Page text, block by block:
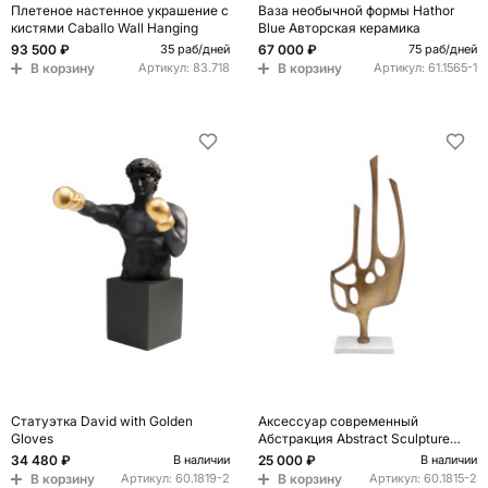
Плетеное настенное украшение с
кистями Caballo Wall Hanging
93 500 ₽
35 раб/дней
В корзину Артикул: 83.718
Ваза необычной формы Hathor
Blue Авторская керамика
67 000 ₽
75 раб/дней
В корзину Артикул: 61.1565-1
Статуэтка David with Golden
Gloves
34 480 ₽
В наличии
В корзину Артикул: 60.1819-2
Аксессуар современный
Абстракция Abstract Sculpture
Brass
25 000 ₽ В наличии
В корзину Артикул: 60.1815-2